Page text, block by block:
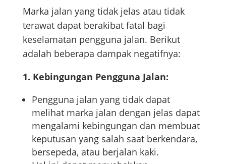
Marka jalan yang tidak jelas atau tidak
terawat dapat berakibat fatal bagi
keselamatan pengguna jalan. Berikut
adalah beberapa dampak negatifnya:
1. Kebingungan Pengguna Jalan:
Pengguna jalan yang tidak dapat
melihat marka jalan dengan jelas dapat
mengalami kebingungan dan membuat
keputusan yang salah saat berkendara,
bersepeda, atau berjalan kaki.